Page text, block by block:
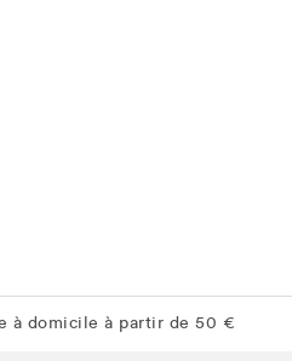
à domicile à partir de 50 €